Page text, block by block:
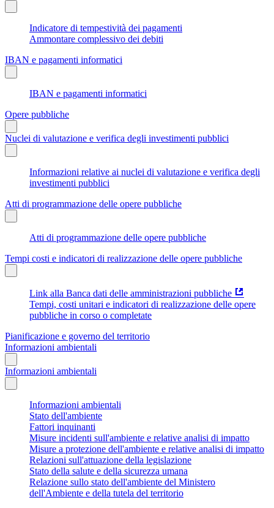
Indicatore di tempestività dei pagamenti
Ammontare complessivo dei debiti
IBAN e pagamenti informatici
IBAN e pagamenti informatici
Opere pubbliche
Nuclei di valutazione e verifica degli investimenti pubblici
Informazioni relative ai nuclei di valutazione e verifica degli
investimenti pubblici
Atti di programmazione delle opere pubbliche
Atti di programmazione delle opere pubbliche
Tempi costi e indicatori di realizzazione delle opere pubbliche
Link alla Banca dati delle amministrazioni pubbliche
Tempi, costi unitari e indicatori di realizzazione delle opere
pubbliche in corso o completate
Pianificazione e governo del territorio
Informazioni ambientali
Informazioni ambientali
Informazioni ambientali
Stato dell'ambiente
Fattori inquinanti
Misure incidenti sull'ambiente e relative analisi di impatto
Misure a protezione dell'ambiente e relative analisi di impatto
Relazioni sull'attuazione della legislazione
Stato della salute e della sicurezza umana
Relazione sullo stato dell'ambiente del Ministero
dell'Ambiente e della tutela del territorio